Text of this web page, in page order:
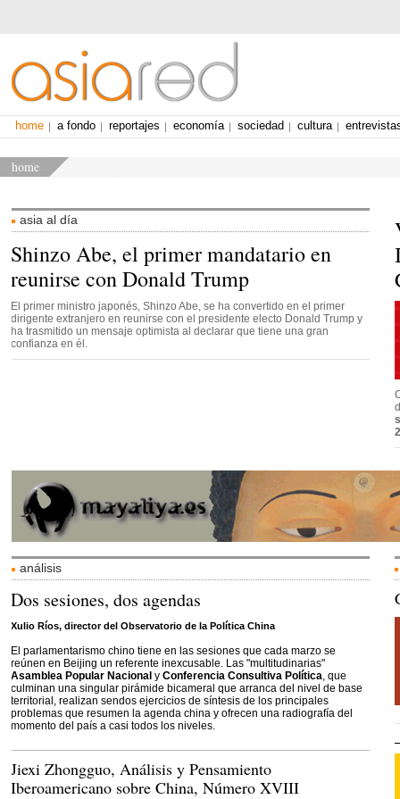
home
home a fondo reportajes economía sociedad cultura
asia al día
Shinzo Abe, el primer mandatario en
reunirse con Donald Trump
El primer ministro japonés, Shinzo Abe, se ha convertido en el primer
dirigente extranjero en reunirse con el presidente electo Donald Trump y
ha trasmitido un mensaje optimista al declarar que tiene una gran
confianza en él.
análisis
Dos sesiones, dos agendas
Xulio Ríos, director del Observatorio de la Política China
El parlamentarismo chino tiene en las sesiones que cada marzo se
reúnen en Beijing un referente inexcusable. Las "multitudinarias"
Asamblea Popular Nacional yConferencia Consultiva Política , que
culminan una singular pirámide bicameral que arranca del nivel de base
territorial, realizan sendos ejercicios de síntesis de los principales
problemas que resumen la agenda china y ofrecen una radiografía del
momento del país a casi todos los niveles.
Jiexi Zhongguo, Análisis y Pensamiento
Iberoamericano sobre China, Número XVIII